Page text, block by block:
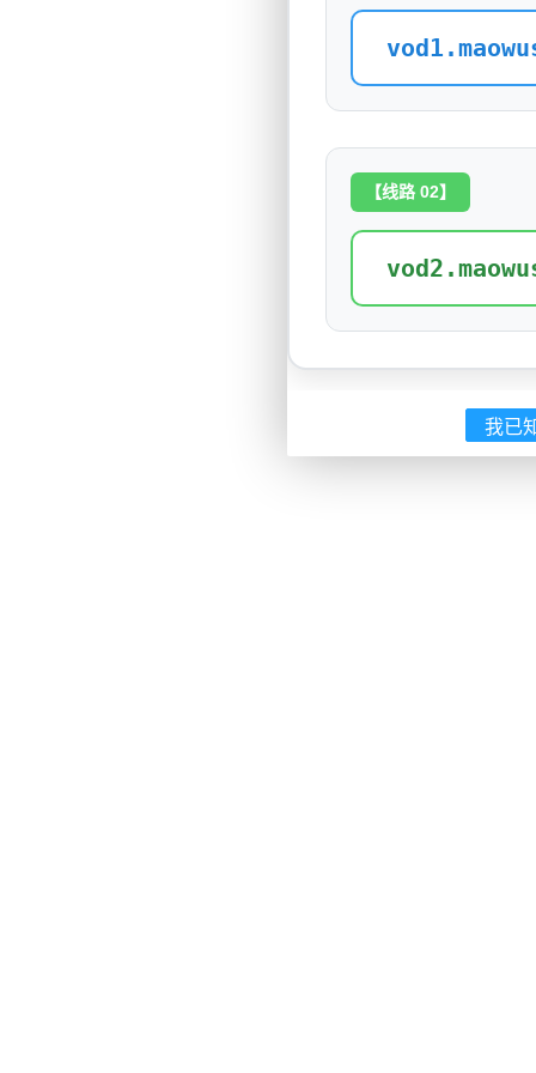
【线路 02】
我已